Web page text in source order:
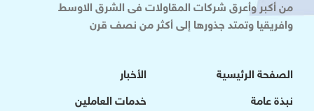
من أكبر وأعرق شركات المقاولات فى الشرق الاوسط
وافريقيا وتمتد جذورها إلى أكثر من نصف قرن
الصفحة الرئيسية
نبذة عامة
الأخبار
خدمات العاملين